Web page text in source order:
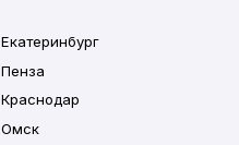
Екатеринбург
Пенза
Краснодар
Омск